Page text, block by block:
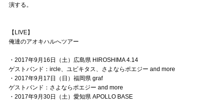
演する。
【LIVE】
俺達のアオキハルへツアー
・2017年9月16日（土）広島県 HIROSHIMA 4.14
ゲストバンド：ircle、ユビキタス、さよならポエジー and more
・2017年9月17日（日）福岡県 graf
ゲストバンド：さよならポエジー and more
・2017年9月30日（土）愛知県 APOLLO BASE